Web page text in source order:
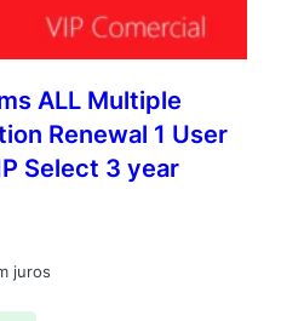
ALL Multiple
Renewal 1 User
Select 3 year
juros